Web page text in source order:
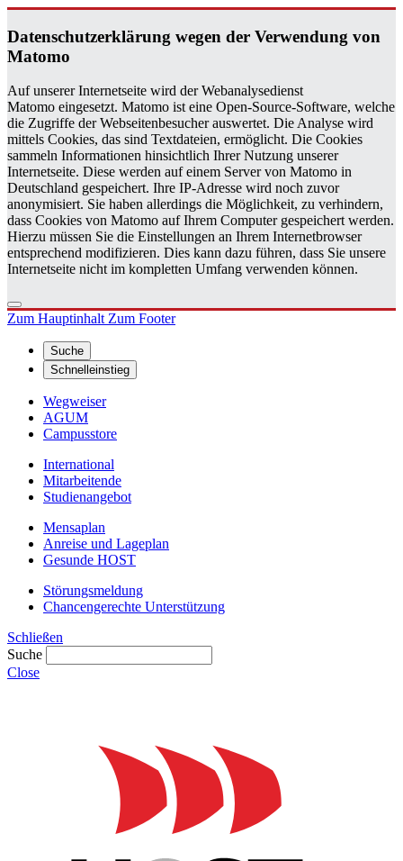
Da­ten­schutz­er­klä­rung wegen der Ver­wen­dung von
Ma­to­mo
Auf unserer Internetseite wird der Webanalysedienst
Matomo eingesetzt. Matomo ist eine Open-Source-Software, welche
die Zugriffe der Webseitenbesucher auswertet. Die Analyse wird
mittels Cookies, das sind Textdateien, ermöglicht. Die Cookies
sammeln Informationen hinsichtlich Ihrer Nutzung unserer
Internetseite. Diese werden auf einem Server von Matomo in
Deutschland gespeichert. Ihre IP-Adresse wird noch zuvor
anonymisiert. Sie haben allerdings die Möglichkeit, zu verhindern,
dass Cookies von Matomo auf Ihrem Computer gespeichert werden.
Hierzu müssen Sie die Einstellungen an Ihrem Internetbrowser
entsprechend modifizieren. Dies kann dazu führen, dass Sie unsere
Internetseite nicht im kompletten Umfang verwenden können.
Zum HauptinhaltZum Footer
Suche
Schnelleinstieg
Wegweiser
AGUM
Campusstore
International
Mitarbeitende
Studienangebot
Mensaplan
Anreise und Lageplan
Gesunde HOST
Störungsmeldung
Chancengerechte Unterstützung
Schließen
Suche
Close